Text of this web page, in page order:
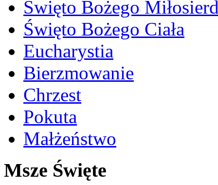
Święto Bożego
Święto Bożego Ciała
Eucharystia
Bierzmowanie
Chrzest
Pokuta
Małżeństwo
Msze Święte